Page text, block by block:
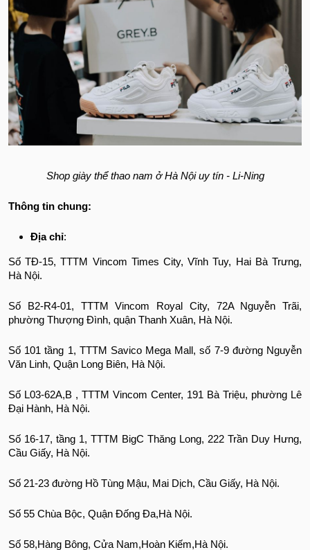
Shop giày thể thao nam ở Hà Nội uy tín - Li-Ning
Thông tin chung:
Địa chỉ:
Số TĐ-15, TTTM Vincom Times City, Vĩnh Tuy, Hai Bà Trưng,
Hà Nội.
Số B2-R4-01, TTTM Vincom Royal City, 72A Nguyễn Trãi,
phường Thượng Đình, quận Thanh Xuân, Hà Nội.
Số 101 tầng 1, TTTM Savico Mega Mall, số 7-9 đường Nguyễn
Văn Linh, Quận Long Biên, Hà Nội.
Số L03-62A,B , TTTM Vincom Center, 191 Bà Triệu, phường Lê
Đại Hành, Hà Nội.
Số 16-17, tầng 1, TTTM BigC Thăng Long, 222 Trần Duy Hưng,
Cầu Giấy, Hà Nội.
Số 21-23 đường Hồ Tùng Mậu, Mai Dịch, Cầu Giấy, Hà Nội.
Số 55 Chùa Bộc, Quận Đống Đa,Hà Nội.
Số 58,Hàng Bông, Cửa Nam,Hoàn Kiếm,Hà Nội.